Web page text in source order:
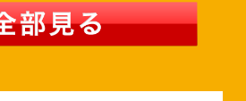
例年より過ごしやすい気温が
過ごしでしょうか？ 先日は毎年恒
でいい運動になりました
...